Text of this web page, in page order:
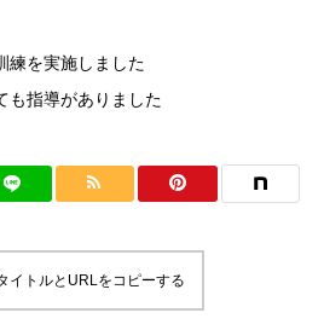
練を実施しました
も指導がありました
イトルとURLをコピーする